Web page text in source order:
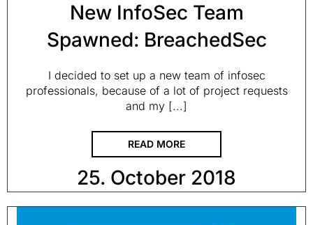
New InfoSec Team
Spawned: BreachedSec
I decided to set up a new team of infosec
professionals, because of a lot of project requests
and my [...]
READ MORE
25. October 2018